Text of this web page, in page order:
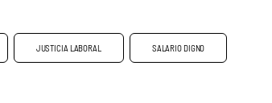
JUSTICIA LABORAL SALARIO DIGNO